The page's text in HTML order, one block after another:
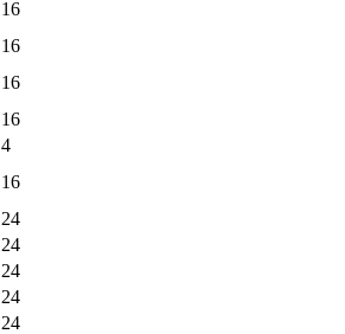
16
16
16
16
4
16
24
24
24
24
24